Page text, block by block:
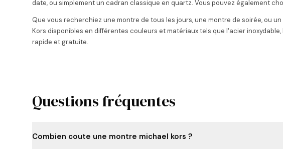
date, ou simplement un cadran classique en quartz. Vous pouvez également
Que vous recherchiez une montre de tous les jours, une montre de soirée, ou
Kors disponibles en différentes couleurs et matériaux tels que l'acier
rapide et gratuite.
Questions fréquentes
Combien coute une montre michael kors ?